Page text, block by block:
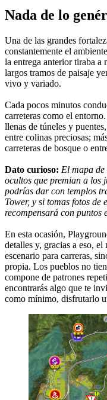
Nada de lo
Una de las grandes
constantemente el
la entrega anterior tiraba a
largos tramos de paisaje
vivo y variado.
Cada pocos minutos
carreteras como el
llenas de túneles y
entre colinas preciosas;
carreteras de bosque o
Dato curioso: El mapa
ocultos que premian a los
podrías dar con templos
Tower, y si tomas fotos de
recompensará con puntos
En esta ocasión,
detalles y, gracias a eso,
escenario para carreras,
propia. Los pueblos no
compone de patrones
encontrarás algo que te
como mínimo, disfrutarlo